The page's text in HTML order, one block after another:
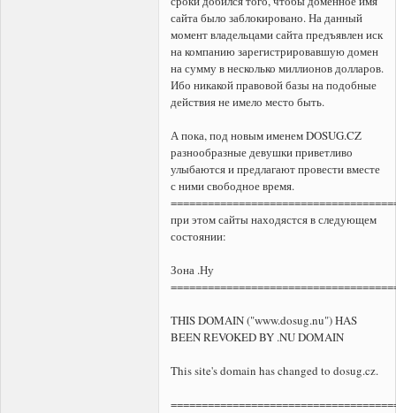
сайта было заблокировано. На данный
момент владельцами сайта предъявлен иск
на компанию зарегистрировавшую домен
на сумму в несколько миллионов долларов.
Ибо никакой правовой базы на подобные
действия не имело место быть.
А пока, под новым именем DOSUG.CZ
разнообразные девушки приветливо
улыбаются и предлагают провести вместе
с ними свободное время.
при этом сайты находястся в следующем
состоянии:
Зона .Ну
THIS DOMAIN ("www.dosug.nu") HAS
BEEN REVOKED BY .NU DOMAIN
This site's domain has changed to dosug.cz.